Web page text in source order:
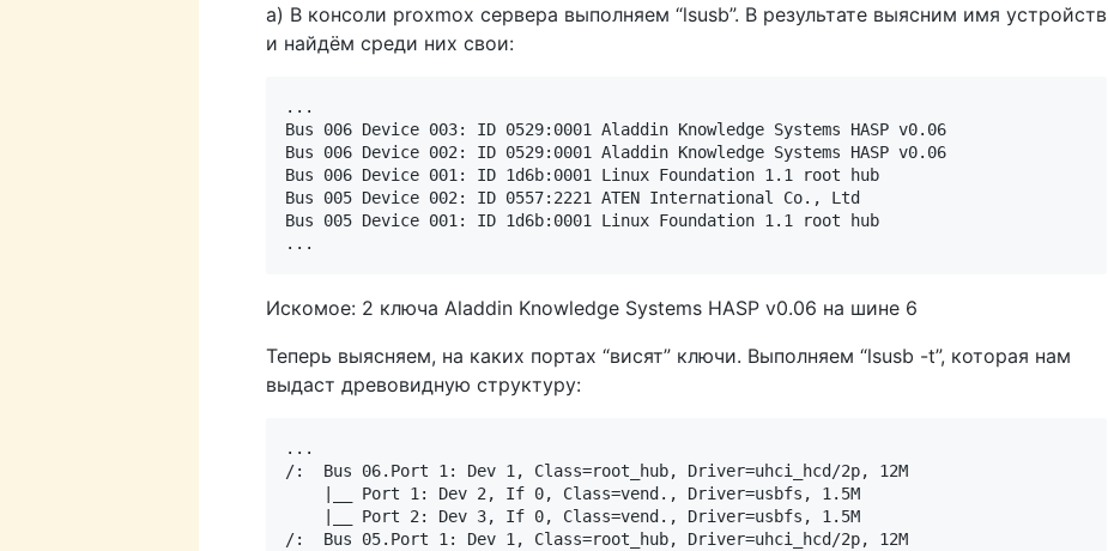
а) В консоли proxmox сервера выполняем “lsusb”. В результате выясним имя устройств
и найдём среди них свои:
...
Bus 006 Device 003: ID 0529:0001 Aladdin Knowledge Systems HASP v0.06
Bus 006 Device 002: ID 0529:0001 Aladdin Knowledge Systems HASP v0.06
Bus 006 Device 001: ID 1d6b:0001 Linux Foundation 1.1 root hub
Bus 005 Device 002: ID 0557:2221 ATEN International Co., Ltd
Bus 005 Device 001: ID 1d6b:0001 Linux Foundation 1.1 root hub
Искомое: 2 ключа Aladdin Knowledge Systems HASP v0.06 на шине 6
Теперь выясняем, на каких портах “висят” ключи. Выполняем “lsusb -t”, которая нам
выдаст древовидную структуру:
...
/:  Bus 06.Port 1: Dev 1, Class=root_hub, Driver=uhci_hcd/2p, 12M
|__ Port 1: Dev 2, If 0, Class=vend., Driver=usbfs, 1.5M
|__ Port 2: Dev 3, If 0, Class=vend., Driver=usbfs, 1.5M
/:  Bus 05.Port 1: Dev 1, Class=root_hub, Driver=uhci_hcd/2p, 12M